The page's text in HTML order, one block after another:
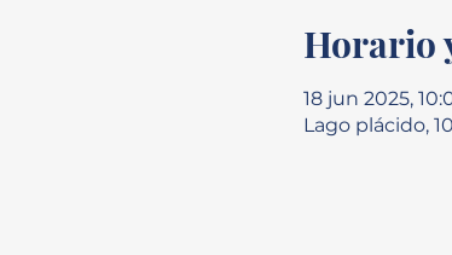
Horario
18 jun 2025,
Lago plácido,